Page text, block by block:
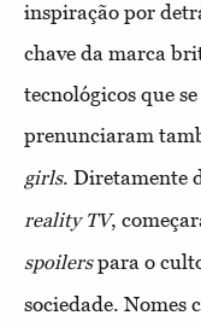
inspiração por
chave da marca
tecnológicos que
prenunciaram
girls. Diretamente
reality TV,
spoilerspara o
sociedade. Nomes